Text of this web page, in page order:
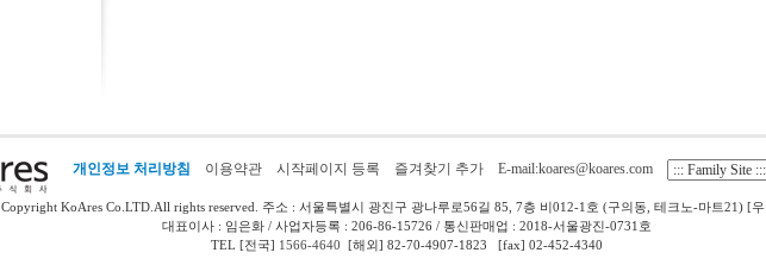
개인정보 처리방침 이용약관 시작페이지 등록 즐겨찾기 추가 E-mail:koares@koares.com
Copyright KoAres Co.LTD.All rights reserved. 주소 : 서울특별시 광진구 광나루로56길 85, 7층 비012-1호 (구의동, 테크노-마트21) [
대표이사 : 임은화 / 사업자등록 : 206-86-15726 / 통신판매업 : 2018-서울광진-0731호
TEL [전국] 1566-4640 [해외] 82-70-4907-1823 [fax] 02-452-4340